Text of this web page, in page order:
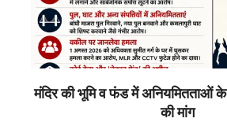
मंदिर की भूमि व फंड में अनियमितताओं के
की मांग